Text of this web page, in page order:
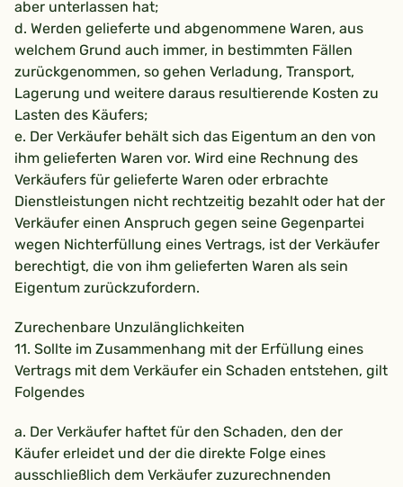
aber unterlassen hat;
d. Werden gelieferte und abgenommene Waren, aus
welchem Grund auch immer, in bestimmten Fällen
zurückgenommen, so gehen Verladung, Transport,
Lagerung und weitere daraus resultierende Kosten zu
Lasten des Käufers;
e. Der Verkäufer behält sich das Eigentum an den von
ihm gelieferten Waren vor. Wird eine Rechnung des
Verkäufers für gelieferte Waren oder erbrachte
Dienstleistungen nicht rechtzeitig bezahlt oder hat der
Verkäufer einen Anspruch gegen seine Gegenpartei
wegen Nichterfüllung eines Vertrags, ist der Verkäufer
berechtigt, die von ihm gelieferten Waren als sein
Eigentum zurückzufordern.
Zurechenbare Unzulänglichkeiten
11. Sollte im Zusammenhang mit der Erfüllung eines
Vertrags mit dem Verkäufer ein Schaden entstehen, gilt
Folgendes
a. Der Verkäufer haftet für den Schaden, den der
Käufer erleidet und der die direkte Folge eines
ausschließlich dem Verkäufer zuzurechnenden